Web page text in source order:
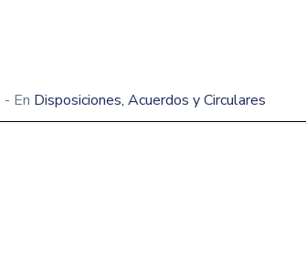
- En Disposiciones, Acuerdos y Circulares